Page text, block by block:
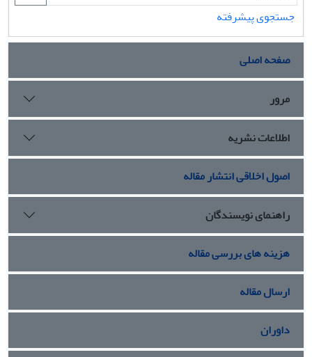
جستجوی پیشرفته
صفحه اصلی
مرور
اطلاعات نشریه
اصول اخلاقی انتشار مقاله
راهنمای نویسندگان
هزینه های بررسی مقاله
ارسال مقاله
داوران